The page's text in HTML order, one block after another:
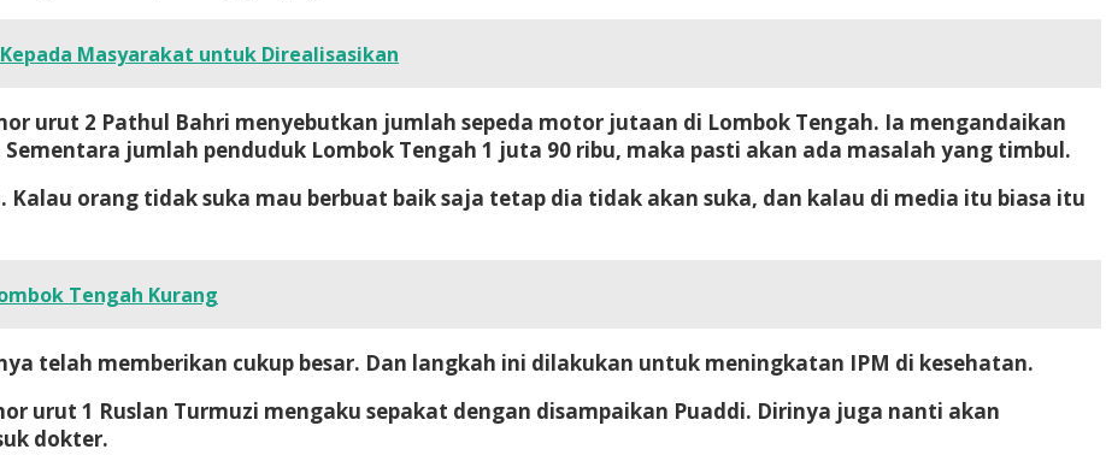
Masyarakat untuk Direalisasikan
urut 2 Pathul Bahri menyebutkan jumlah sepeda motor jutaan di Lombok Tengah. Ia mengandaikan
jumlah penduduk Lombok Tengah 1 juta 90 ribu, maka pasti akan ada masalah yang timbul.
orang tidak suka mau berbuat baik saja tetap dia tidak akan suka, dan kalau di media itu biasa itu
Tengah Kurang
telah memberikan cukup besar. Dan langkah ini dilakukan untuk meningkatan IPM di kesehatan.
urut 1 Ruslan Turmuzi mengaku sepakat dengan disampaikan Puaddi. Dirinya juga nanti akan
dokter.